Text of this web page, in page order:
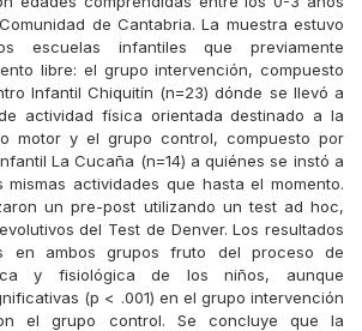
de Cantabria. La muestra estuvo
escuelas infantiles que previamente
libre: el grupo intervención, compuesto
Infantil Chiquitín (n=23) dónde se llevó a
actividad física orientada destinado a la
motor y el grupo control, compuesto por
La Cucaña (n=14) a quiénes se instó a
mismas actividades que hasta el momento.
un pre-post utilizando un test ad hoc,
del Test de Denver. Los resultados
en ambos grupos fruto del proceso de
y fisiológica de los niños, aunque
(p < .001) en el grupo intervención
el grupo control. Se concluye que la